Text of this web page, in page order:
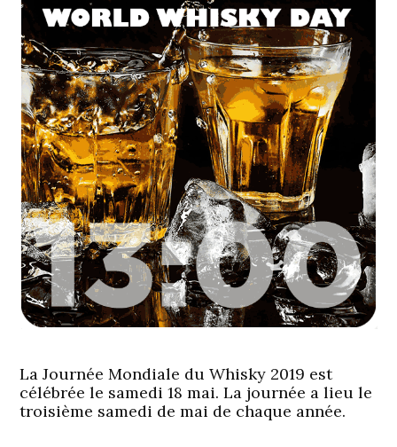
La Journée Mondiale du Whisky 2019 est
célébrée le samedi 18 mai. La journée a lieu le
troisième samedi de mai de chaque année.